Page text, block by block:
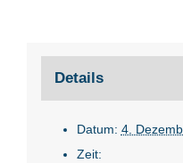
Details
Datum: 4.
Zeit: